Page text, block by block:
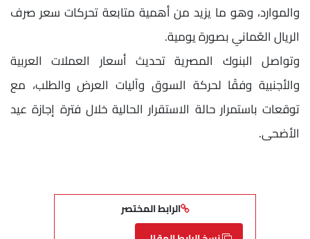
والموارد، وهو ما يزيد من أهمية متابعة تحركات سعر صرف
الريال العُماني بصورة يومية.
وتواصل البنوك المصرية تحديث أسعار العملات العربية
والأجنبية وفقًا لحركة السوق وآليات العرض والطلب، مع
توقعات باستمرار حالة الاستقرار الحالية خلال فترة إجازة عيد
الأضحى.
الرابط المختصر